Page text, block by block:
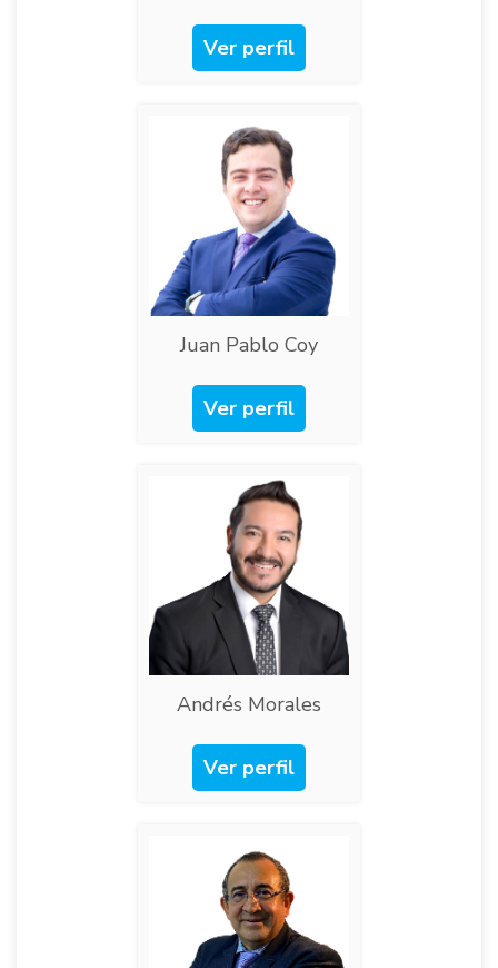
Ver perfil
Juan Pablo Coy​
Ver perfil
Andrés Morales
Ver perfil